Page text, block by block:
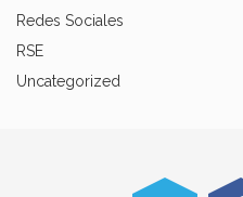
Redes Sociales
RSE
Uncategorized